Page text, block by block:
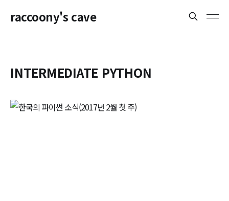
raccoony's cave
INTERMEDIATE PYTHON